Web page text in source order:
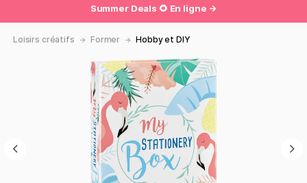
Summer Deals 🌻 En ligne →
Loisirs créatifs Former Hobby et DIY